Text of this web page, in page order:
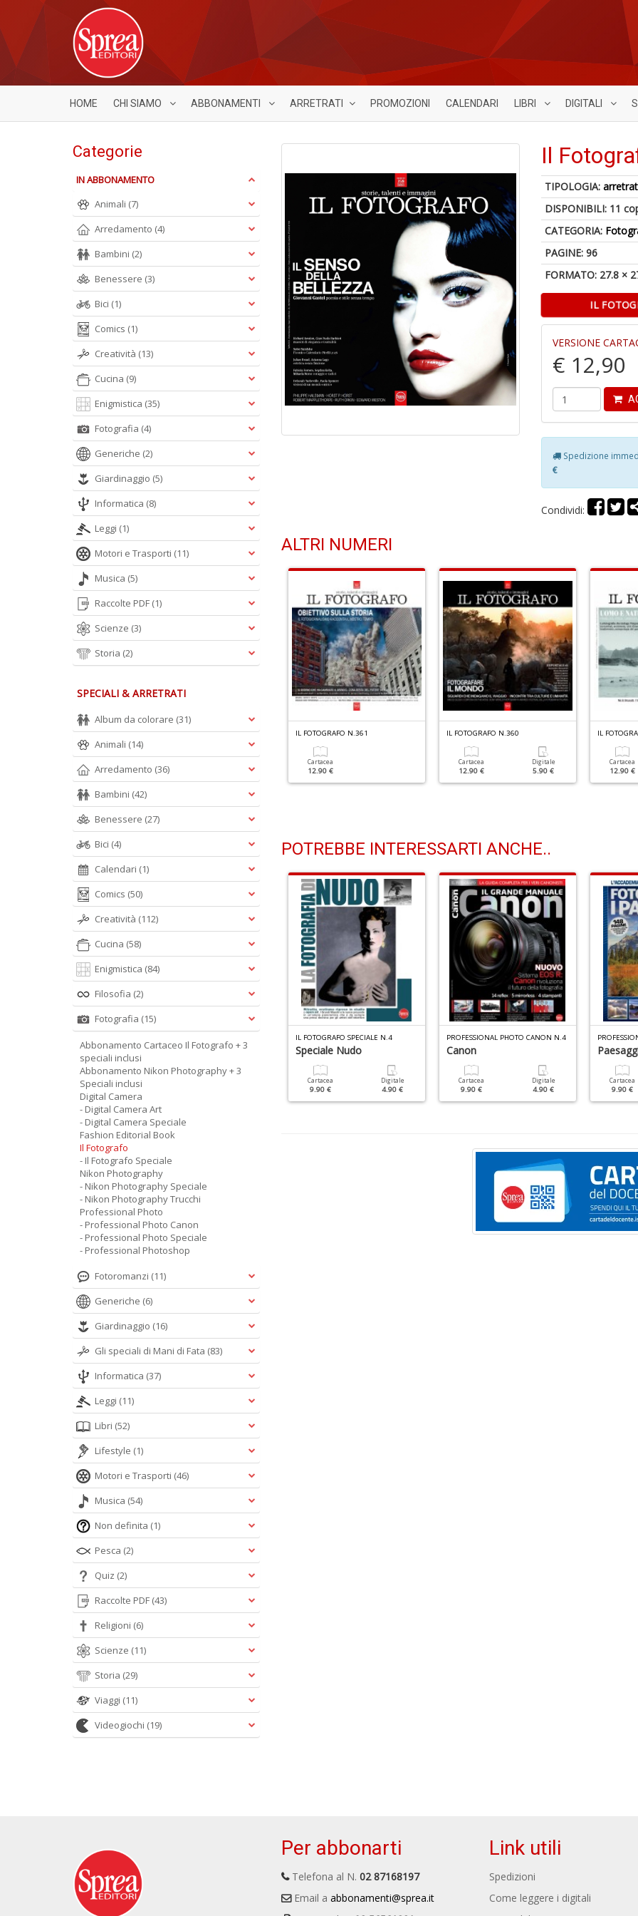
HOME CHI SIAMO ABBONAMENTI ARRETRATI PROMOZIONI CALENDARI LIBRI DIGITALI
Il
TIPOLOGIA:
DISPONIBILI: 11
CATEGORIA:
PAGINE: 96
FORMATO: 27.8 ×
IL
VERSIONE
€ 12,90
Spedizione
€
Condividi:
ALTRI NUMERI
Sull'uomo E Sul
Digitale
4.90 €
IL FOTOGRAFO N.346
Cartacea
9.90 € 4.90 €
IL FOTOGRAFO N.361
Cartacea
12.90 €
IL FOTOGRAFO N.360
Cartacea
12.90 €
Digitale
5.90 €
IL
Cartacea
12.90 €
POTREBBE INTERESSARTI ANCHE..
Digitale
4.90 €
PROFESSIONAL PHOTO SPECIALE N.12
Raw Manuale 2018
IL FOTOGRAFO SPECIALE N.4
Speciale Nudo
Cartacea
9.90 €
Digitale
4.90 €
PROFESSIONAL PHOTO CANON N.4
Canon
Cartacea
9.90 €
Digitale
4.90 €
Cartacea
9.90 €
Categorie
IN ABBONAMENTO
Animali (7)
Arredamento (4)
Bambini (2)
Benessere (3)
Bici (1)
Comics (1)
Creatività (13)
Cucina (9)
Enigmistica (35)
Fotografia (4)
Generiche (2)
Giardinaggio (5)
Informatica (8)
Leggi (1)
Motori e Trasporti (11)
Musica (5)
Raccolte PDF (1)
Scienze (3)
Storia (2)
SPECIALI & ARRETRATI
Album da colorare (31)
Animali (14)
Arredamento (36)
Bambini (42)
Benessere (27)
Bici (4)
Calendari (1)
Comics (50)
Creatività (112)
Cucina (58)
Enigmistica (84)
Filosofia (2)
Fotografia (15)
Abbonamento Cartaceo Il Fotografo + 3
speciali inclusi
Abbonamento Nikon Photography + 3
Speciali inclusi
Digital Camera
- Digital Camera Art
- Digital Camera Speciale
Fashion Editorial Book
Il Fotografo
- Il Fotografo Speciale
Nikon Photography
- Nikon Photography Speciale
- Nikon Photography Trucchi
Professional Photo
- Professional Photo Canon
- Professional Photo Speciale
- Professional Photoshop
Fotoromanzi (11)
Generiche (6)
Giardinaggio (16)
Gli speciali di Mani di Fata (83)
Informatica (37)
Leggi (11)
Libri (52)
Lifestyle (1)
Motori e Trasporti (46)
Musica (54)
Non definita (1)
Pesca (2)
Quiz (2)
Raccolte PDF (43)
Religioni (6)
Scienze (11)
Storia (29)
Viaggi (11)
Videogiochi (19)
Per abbonarti
Telefona al N. 02 87168197
Email a abbonamenti@sprea.it
Link utili
Spedizioni
Come leggere i digitali